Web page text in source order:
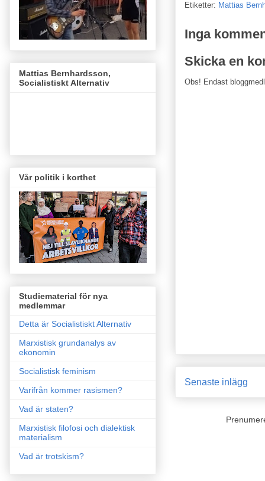
Etiketter: Mattias
Inga
Skicka en
Obs! Endast
Senaste inlägg
Mattias Bernhardsson,
Socialistiskt Alternativ
Vår politik i korthet
Studiematerial för nya
medlemmar
Detta är Socialistiskt Alternativ
Marxistisk grundanalys av
ekonomin
Socialistisk feminism
Varifrån kommer rasismen?
Vad är staten?
Marxistisk filofosi och dialektisk
materialism
Vad är trotskism?